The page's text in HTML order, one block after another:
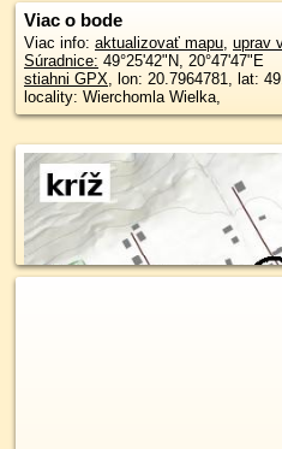
Viac o bode
Viac info: aktualizovať mapu, uprav
Súradnice: 49°25'42"N, 20°47'47"E
stiahni GPX, lon: 20.7964781, lat:
locality: Wierchomla Wielka,